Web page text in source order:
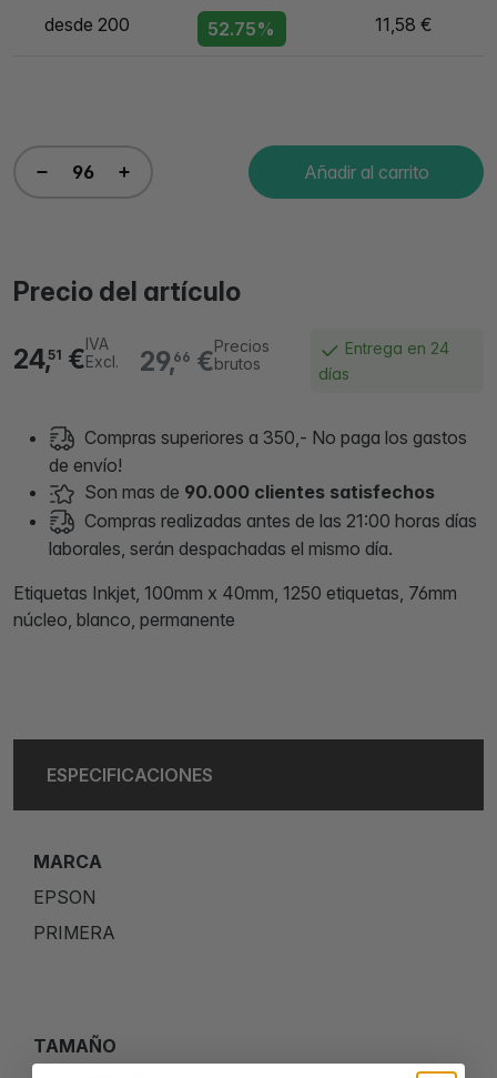
desde 200 52.75% 11,58 €
Añadir al carrito
Precio del artículo
29,66 €Precios
brutos
24,51 €IVA
Excl.
Entrega en 24
días
Compras superiores a 350,- No paga los gastos
de envío!
Son mas de 90.000 clientes satisfechos
Compras realizadas antes de las 21:00 horas días
laborales, serán despachadas el mismo día.
Etiquetas Inkjet, 100mm x 40mm, 1250 etiquetas, 76mm
núcleo, blanco, permanente
ESPECIFICACIONES
MARCA
EPSON
PRIMERA
TAMAÑO